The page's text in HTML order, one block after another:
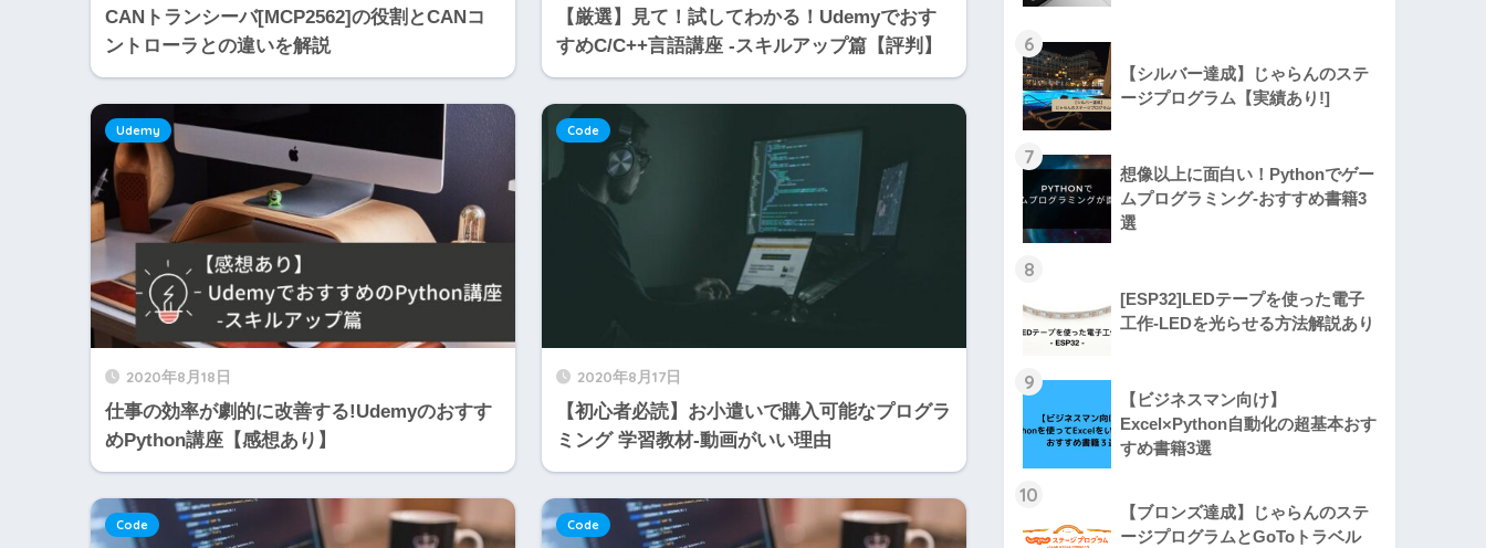
CANトランシーバ[MCP2562]の役割とCANコ
ントローラとの違いを解説
【厳選】見て！試してわかる！Udemyでおす
すめC/C++言語講座 -スキルアップ篇【評判】
2020年8月18日
仕事の効率が劇的に改善する!Udemyのおすす
めPython講座【感想あり】
Udemy
2020年8月17日
【初心者必読】お小遣いで購入可能なプログラ
ミング 学習教材-動画がいい理由
Code
Code Code
6
【シルバー達成】じゃらんのステ
ージプログラム【実績あり!]
7
想像以上に面白い！Pythonでゲー
ムプログラミング-おすすめ書籍3
選
8
[ESP32]LEDテープを使った電子
工作-LEDを光らせる方法解説あり
9
【ビジネスマン向け】
Excel×Python自動化の超基本おす
すめ書籍3選
10
【ブロンズ達成】じゃらんのステ
ージプログラムとGoToトラベル